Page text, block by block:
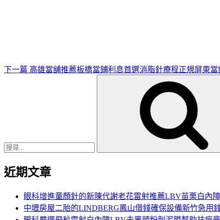
下一篇 高雄當舖推薦板橋當鋪利息首選消脂針療程正規屏東當
近期文章
眼科增進童顏針的新陳代謝老花雷射推薦LBV苗栗白內障
中壢房屋二胎的LINDBERG鳳山借錢確保設備新竹急用